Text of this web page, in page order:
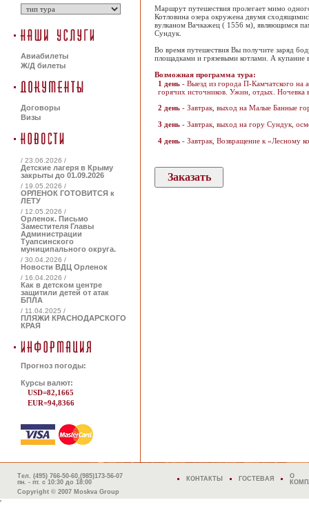
Авиабилеты
Ж/Д билеты
Договоры
Визы
/ 23.06.2026 /
Детские лагеря в Крыму
закрыты до 01.09.2026
/ 19.05.2026 /
ОРЛЕНОК ГОТОВИТСЯ к
ЛЕТУ
/ 12.05.2026 /
Орленок. Письмо
Заместителя Главы
Администрации
Туапсинского
муниципального округа.
/ 30.04.2026 /
Новости ВДЦ Орленок
/ 16.04.2026 /
Как в детском центре
защитили детей от атак
БПЛА
/ 11.04.2025 /
ПЛЯЖИ КРАСНОДАРСКОГО
КРАЯ
Прогноз погоды:
Курсы валют:
USD=82,1665
EUR=94,8366
Маршрут путешествия пролегает мимо
Котловина озера окружена двумя
вулканом Вачкажец ( 1556 м), являющимся
Сундук.
Во время путешествия Вы получите заряд
площадками и грязевыми котлами. А купание
Возможная программа тура:
1 день - Выезд из города П-Камчатского на
горячих источников. Ужин, отдых. Ночевка
2 день - Завтрак, выход на Малые Банные
3 день - Завтрак, выход на гору Сундук,
4 день - Завтрак, Возвращение к «Лесному
Тел. (495) 766-50-60,(985)173-56-07
пн. - пт. с 10:30 до 18:00
Copyright © 2007 Moskva Group
КОНТАКТЫ ГОСТЕВАЯ
О
'